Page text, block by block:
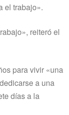
el trabajo».
reiteró el
para vivir «una
a una
días a la